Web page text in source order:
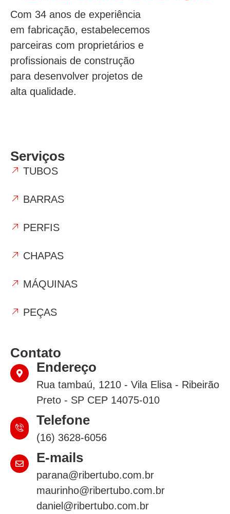
Com 34 anos de experiência
em fabricação, estabelecemos
parceiras com proprietários e
profissionais de construção
para desenvolver projetos de
alta qualidade.
Serviços
TUBOS
BARRAS
PERFIS
CHAPAS
MÁQUINAS
PEÇAS
Contato
Endereço
Rua tambaú, 1210 - Vila Elisa - Ribeirão
Preto - SP CEP 14075-010
Telefone
(16) 3628-6056
E-mails
parana@ribertubo.com.br
maurinho@ribertubo.com.br
daniel@ribertubo.com.br